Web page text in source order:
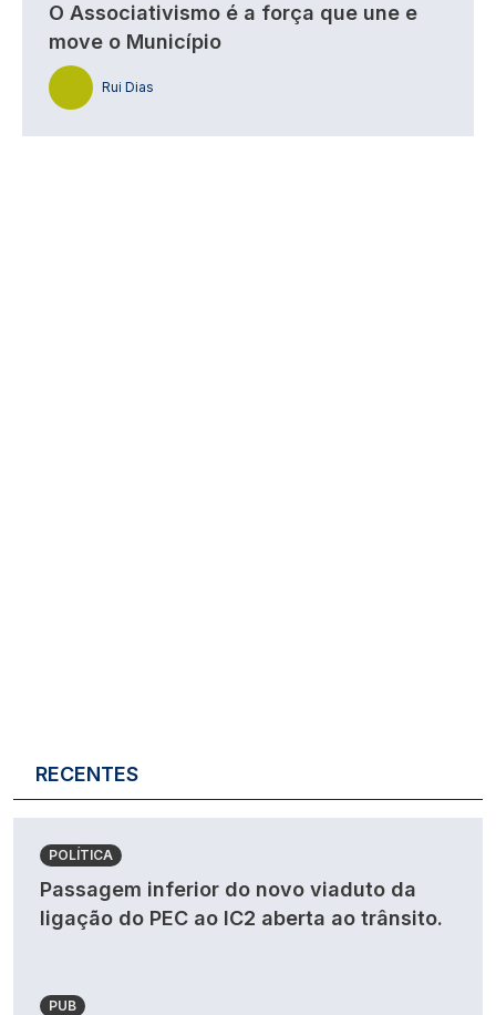
O Associativismo é a força que une e
move o Município
Rui Dias
RECENTES
POLÍTICA
Passagem inferior do novo viaduto da
ligação do PEC ao IC2 aberta ao trânsito.
PUB